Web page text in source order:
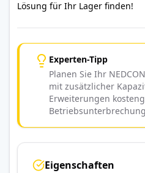
Lösung für Ihr Lager finden!
Experten-Tipp
Planen Sie Ihr
mit zusätzlicher
Erweiterungen
Eigenschaften